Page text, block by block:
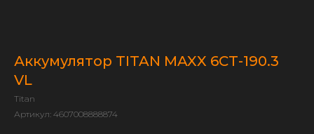
Аккумулятор TITAN MAXX 6СТ-190.3
VL
Titan
Артикул: 4607008888874